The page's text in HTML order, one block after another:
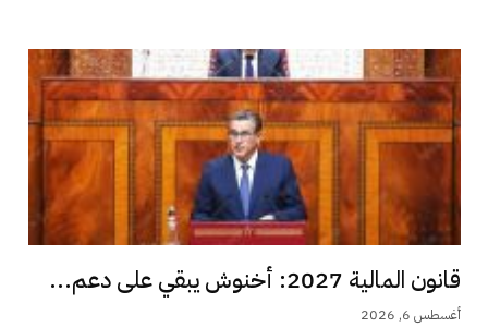
قانون المالية 2027: أخنوش يبقي على دعم...
أغسطس 6, 2026